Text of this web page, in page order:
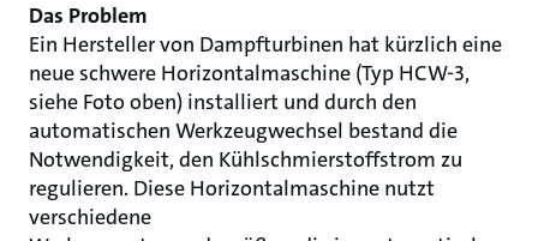
Das Problem
Ein Hersteller von Dampfturbinen hat kürzlich eine
neue schwere Horizontalmaschine (Typ HCW-3,
siehe Foto oben) installiert und durch den
automatischen Werkzeugwechsel bestand die
Notwendigkeit, den Kühlschmierstoffstrom zu
regulieren. Diese Horizontalmaschine nutzt
verschiedene